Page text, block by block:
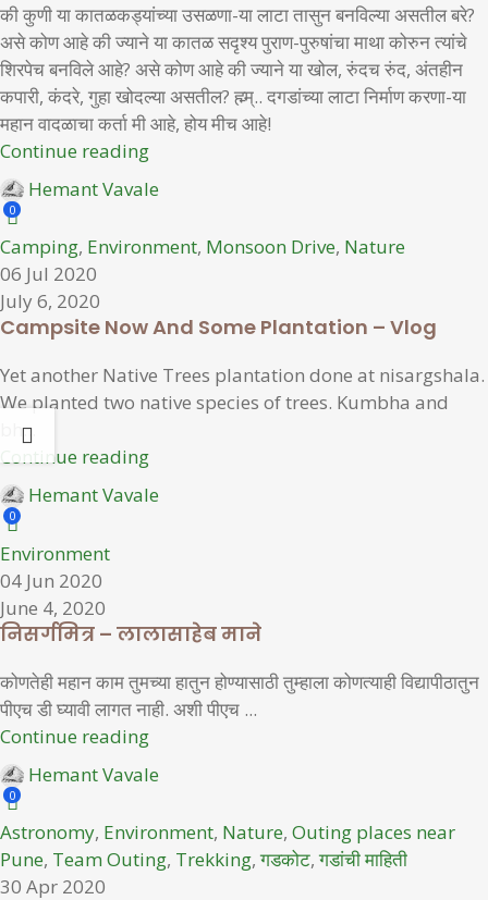
की कुणी या कातळकड्यांच्या उसळणा-या लाटा तासुन बनविल्या असतील बरे?
असे कोण आहे की ज्याने या कातळ सदृश्य पुराण-पुरुषांचा माथा कोरुन त्यांचे
शिरपेच बनविले आहे? असे कोण आहे की ज्याने या खोल, रुंदच रुंद, अंतहीन
कपारी, कंदरे, गुहा खोदल्या असतील? ह्म्म्.. दगडांच्या लाटा निर्माण करणा-या
महान वादळाचा कर्ता मी आहे, होय मीच आहे!
Continue reading
Hemant Vavale
0
Camping, Environment, Monsoon Drive, Nature
06 Jul 2020
July 6, 2020
Campsite Now And Some Plantation – Vlog
Yet another Native Trees plantation done at nisargshala.
We planted two native species of trees. Kumbha and
bh...
Continue reading
Hemant Vavale
0
Environment
04 Jun 2020
June 4, 2020
निसर्गमित्र – लालासाहेब माने
कोणतेही महान काम तुमच्या हातुन होण्यासाठी तुम्हाला कोणत्याही विद्यापीठातुन
पीएच डी घ्यावी लागत नाही. अशी पीएच ...
Continue reading
Hemant Vavale
0
Astronomy, Environment, Nature, Outing places near
Pune, Team Outing, Trekking,गडकोट,गडांची माहिती
30 Apr 2020